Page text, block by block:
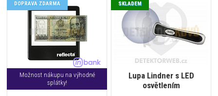
Možnost nákupu na výhodné
splátky!
DOPRAVA ZDARMA
Lupa Lindner s LED
osvětlením
SKLADEM